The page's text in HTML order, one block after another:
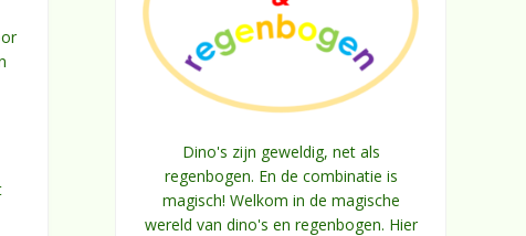
Dino's zijn geweldig, net als
regenbogen. En de combinatie is
magisch! Welkom in de magische
wereld van dino's en regenbogen. Hier